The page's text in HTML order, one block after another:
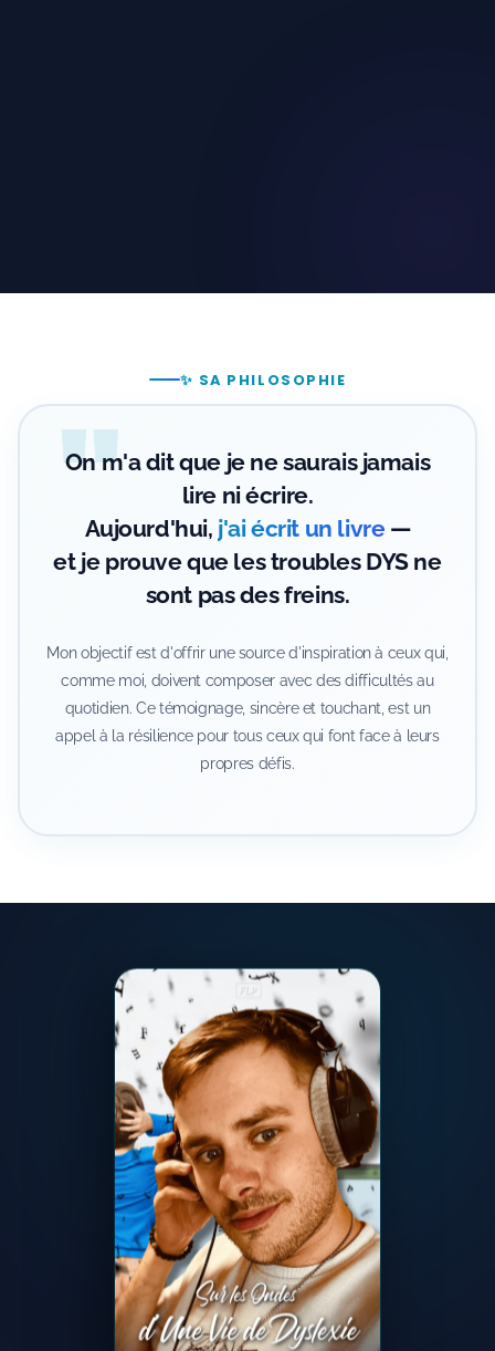
✨ SA PHILOSOPHIE
"
On m'a dit que je ne saurais jamais
lire ni écrire.
Aujourd'hui, j'ai écrit un livre —
et je prouve que les troubles DYS ne
sont pas des freins.
Mon objectif est d'offrir une source d'inspiration à ceux qui,
comme moi, doivent composer avec des difficultés au
quotidien. Ce témoignage, sincère et touchant, est un
appel à la résilience pour tous ceux qui font face à leurs
propres défis.